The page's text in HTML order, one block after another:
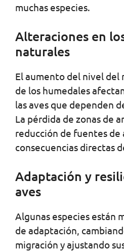
muchas especies.
Alteraciones en
naturales
El aumento del nivel del
de los humedales
las aves que dependen
La pérdida de zonas de
reducción de fuentes de
consecuencias directas
Adaptación y
aves
Algunas especies están
de adaptación,
migración y ajustando